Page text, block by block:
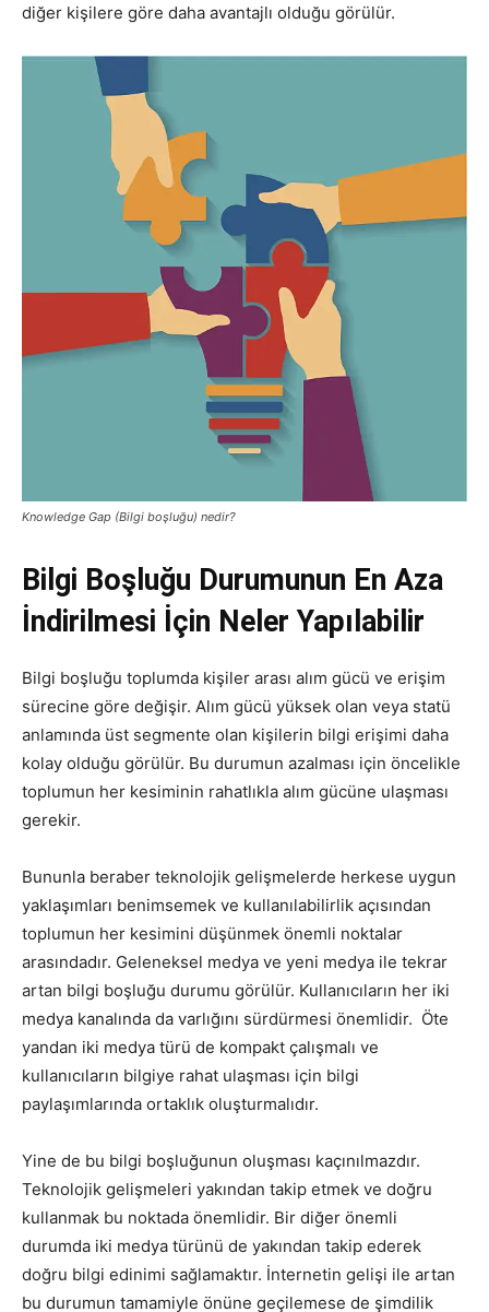
diğer kişilere göre daha avantajlı olduğu görülür.
Knowledge Gap (Bilgi boşluğu) nedir?
Bilgi Boşluğu Durumunun En Aza
İndirilmesi İçin Neler Yapılabilir
Bilgi boşluğu toplumda kişiler arası alım gücü ve erişim
sürecine göre değişir. Alım gücü yüksek olan veya statü
anlamında üst segmente olan kişilerin bilgi erişimi daha
kolay olduğu görülür. Bu durumun azalması için öncelikle
toplumun her kesiminin rahatlıkla alım gücüne ulaşması
gerekir.
Bununla beraber teknolojik gelişmelerde herkese uygun
yaklaşımları benimsemek ve kullanılabilirlik açısından
toplumun her kesimini düşünmek önemli noktalar
arasındadır. Geleneksel medya ve yeni medya ile tekrar
artan bilgi boşluğu durumu görülür. Kullanıcıların her iki
medya kanalında da varlığını sürdürmesi önemlidir. Öte
yandan iki medya türü de kompakt çalışmalı ve
kullanıcıların bilgiye rahat ulaşması için bilgi
paylaşımlarında ortaklık oluşturmalıdır.
Yine de bu bilgi boşluğunun oluşması kaçınılmazdır.
Teknolojik gelişmeleri yakından takip etmek ve doğru
kullanmak bu noktada önemlidir. Bir diğer önemli
durumda iki medya türünü de yakından takip ederek
doğru bilgi edinimi sağlamaktır. İnternetin gelişi ile artan
bu durumun tamamiyle önüne geçilemese de şimdilik